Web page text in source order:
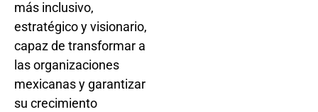
más inclusivo,
estratégico y visionario,
capaz de transformar a
las organizaciones
mexicanas y garantizar
su crecimiento